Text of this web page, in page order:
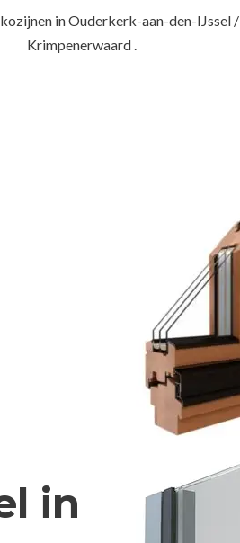
in Ouderkerk-aan-den-IJssel /
Krimpenerwaard .
in